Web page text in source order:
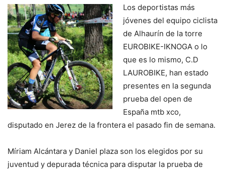
Los deportistas más
jóvenes del equipo ciclista
de Alhaurín de la torre
EUROBIKE-IKNOGA o lo
que es lo mismo, C.D
LAUROBIKE, han estado
presentes en la segunda
prueba del open de
España mtb xco,
disputado en Jerez de la frontera el pasado fin de semana.
Míriam Alcántara y Daniel plaza son los elegidos por su
juventud y depurada técnica para disputar la prueba de